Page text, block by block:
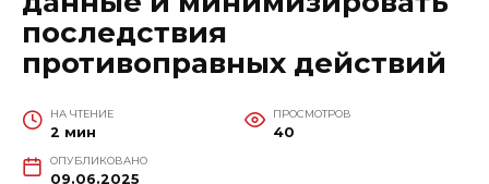
последствия
противоправных действий
НА ЧТЕНИЕ
2 мин
ПРОСМОТРОВ
40
ОПУБЛИКОВАНО
09.06.2025